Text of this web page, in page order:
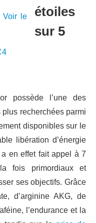
Voir le
possède l’une des
recherchées parmi
disponibles sur le
libération d’énergie
a en effet fait appel à 7
fois primordiaux et
ses objectifs. Grâce
d’arginine AKG, de
l’endurance et la